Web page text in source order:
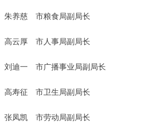
朱养慈 市粮食局副局长
高云厚 市人事局副局长
刘迪一 市广播事业局副局长
高寿征 市卫生局副局长
张凤凯 市劳动局副局长